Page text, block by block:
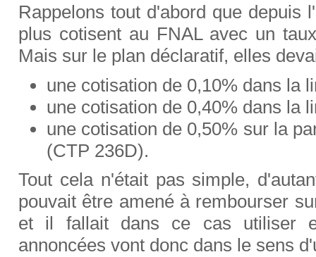
Rappelons tout d'abord que depuis
plus cotisent au FNAL avec un
Mais sur le plan déclaratif, elles
une cotisation de 0,10% dans la
une cotisation de 0,40% dans la
une cotisation de 0,50% sur la
(CTP 236D).
Tout cela n'était pas simple,
pouvait être amené à rembourser
et il fallait dans ce cas utiliser
annoncées vont donc dans le sens